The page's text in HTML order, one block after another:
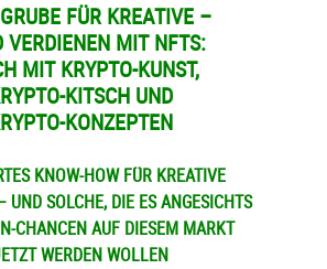
FÜR KREATIVE –
VERDIENEN MIT NFTS:
MIT KRYPTO-KUNST,
KITSCH UND
KONZEPTEN
KNOW-HOWFÜR KREATIVE
UND SOLCHE, DIE ES ANGESICHTS
CHANCEN AUF DIESEM MARKT
WERDEN WOLLEN